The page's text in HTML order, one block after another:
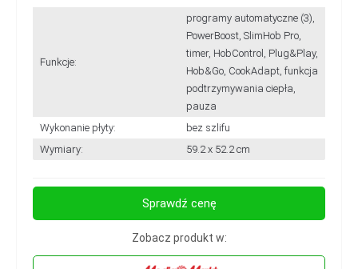
Funkcje:
programy automatyczne (3),
PowerBoost, SlimHob Pro,
timer, HobControl, Plug&Play,
Hob&Go, CookAdapt, funkcja
podtrzymywania ciepła,
pauza
Wykonanie płyty:
bez szlifu
Wymiary:
59.2 x 52.2 cm
Sprawdź cenę
Zobacz produkt w: